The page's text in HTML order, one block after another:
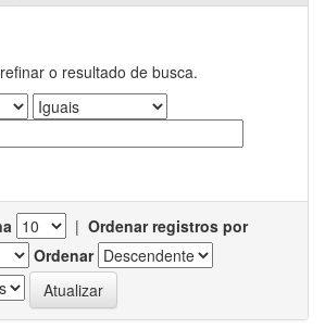
o resultado de busca.
| Ordenar registros por
Ordenar